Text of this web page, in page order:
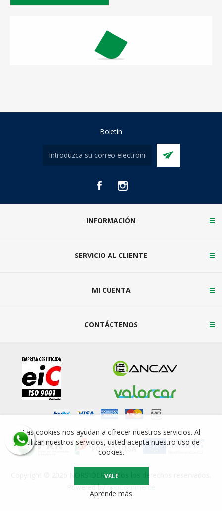
Boletín
INFORMACIÓN
SERVICIO AL CLIENTE
MI CUENTA
CONTÁCTENOS
Copyright © 2026 NORSIDER. Todos los derechos reservados.
Powered bynopCommerce
Las cookies nos ayudan a ofrecer nuestros servicios. Al
utilizar nuestros servicios, usted acepta nuestro uso de
cookies.
VALE
Aprende más